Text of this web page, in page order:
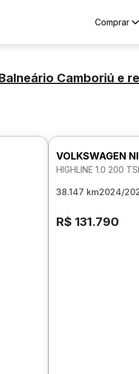
Comprar
Camboriú e
VOLKSWAGEN
HIGHLINE 1.0 200
38.147 km2024/
R$ 131.790